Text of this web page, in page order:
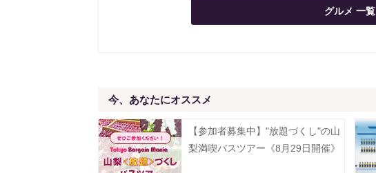
グルメ 一覧
今、あなたにオススメ
【参加者募集中】"放題づくし"の山
梨満喫バスツアー《8月29日開催》